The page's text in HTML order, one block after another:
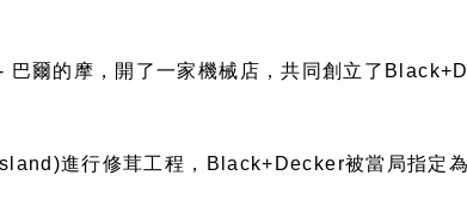
爾的摩，開了一家機械店，共同創立了
進行修茸工程，Black+Decker被當局指定